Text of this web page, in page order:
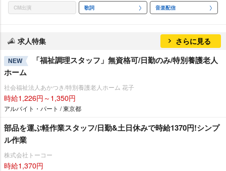
CM出演 歌詞 音楽配信
求人特集 さらに見る
NEW
「福祉調理スタッフ」無資格可/日勤のみ/特別養護老人
ホーム
社会福祉法人あかつき/特別養護老人ホーム 花子
時給1,226円～1,350円
アルバイト・パート / 東京都
部品を運ぶ軽作業スタッフ/日勤&土日休みで時給1370円!シンプ
ル作業
株式会社トーコー
時給1,370円